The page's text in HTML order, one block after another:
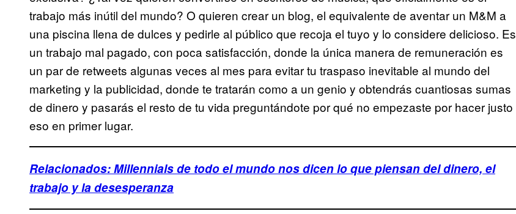
trabajo más inútil del mundo? O quieren crear un blog, el equivalente de aventar un M&M a
una piscina llena de dulces y pedirle al público que recoja el tuyo y lo considere delicioso. Es
un trabajo mal pagado, con poca satisfacción, donde la única manera de remuneración es
un par de retweets algunas veces al mes para evitar tu traspaso inevitable al mundo del
marketing y la publicidad, donde te tratarán como a un genio y obtendrás cuantiosas sumas
de dinero y pasarás el resto de tu vida preguntándote por qué no empezaste por hacer justo
eso en primer lugar.
Relacionados: Millennials de todo el mundo nos dicen lo que piensan del dinero, el
trabajo y la desesperanza